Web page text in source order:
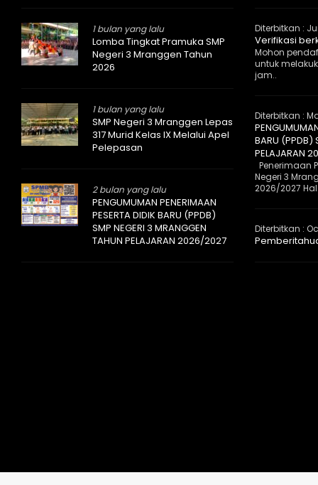
1 bulan yang lalu
Lomba Tingkat Pramuka SMP
Negeri 3 Mranggen Tahun
2026
1 bulan yang lalu
SMP Negeri 3 Mranggen Lepas
317 Murid Kelas IX Melalui Apel
Pelepasan
2 bulan yang lalu
PENGUMUMAN PENERIMAAN
PESERTA DIDIK BARU (PPDB)
SMP NEGERI 3 MRANGGEN
TAHUN PELAJARAN 2026/2027
Diterbitkan :
Verifikasi
Mohon
untuk
jam..
Diterbitkan :
BARU (PPDB)
PELAJARAN
Penerimaan
Negeri 3
2026/2027
Diterbitkan :